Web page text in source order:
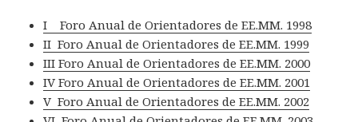
I Foro Anual de Orientadores de EE.MM. 1998
II Foro Anual de Orientadores de EE.MM. 1999
III Foro Anual de Orientadores de EE.MM. 2000
IV Foro Anual de Orientadores de EE.MM. 2001
V Foro Anual de Orientadores de EE.MM. 2002